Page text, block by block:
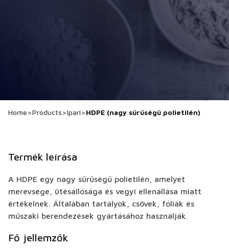
Home>Products>Ipari>HDPE (nagy sűrűségű polietilén)
Termék leírása
A HDPE egy nagy sűrűségű polietilén, amelyet
merevsége, ütésállósága és vegyi ellenállása miatt
értékelnek. Általában tartályok, csövek, fóliák és
műszaki berendezések gyártásához használják.
Fő jellemzők